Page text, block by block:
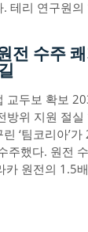
테리 연구원
전 수주
교두보 확보
방위 지원 절
‘팀코리아’
주했다. 원전
카 원전의 1.5